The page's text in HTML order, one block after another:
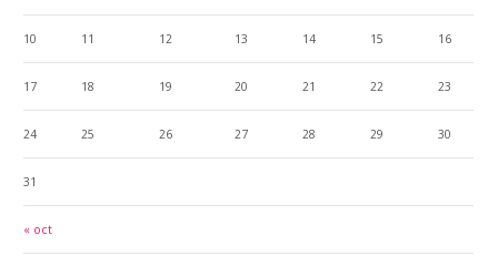
« oct
10 11 12 13 14 15 16
17 18 19 20 21 22 23
24 25 26 27 28 29 30
31